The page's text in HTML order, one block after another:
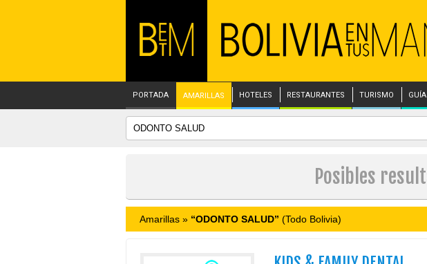
PORTADA AMARILLAS HOTELES RESTAURANTES TURISMO
Posibles
Amarillas » “ODONTO SALUD” (Todo Bolivia)